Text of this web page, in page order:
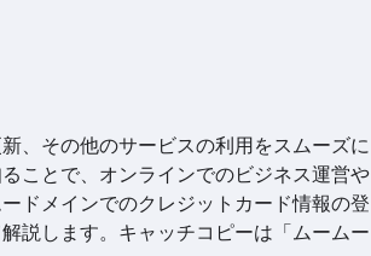
、その他のサービスの利用をスムーズに
ことで、オンラインでのビジネス運営や
ドメインでのクレジットカード情報の登
説します。キャッチコピーは「ムームー